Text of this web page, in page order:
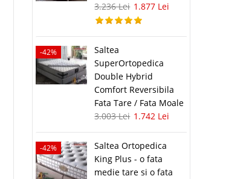
3.236 Lei 1.877 Lei
-42%
Saltea
SuperOrtopedica
Double Hybrid
Comfort Reversibila
Fata Tare / Fata Moale
3.003 Lei 1.742 Lei
-42%
Saltea Ortopedica
King Plus - o fata
medie tare si o fata